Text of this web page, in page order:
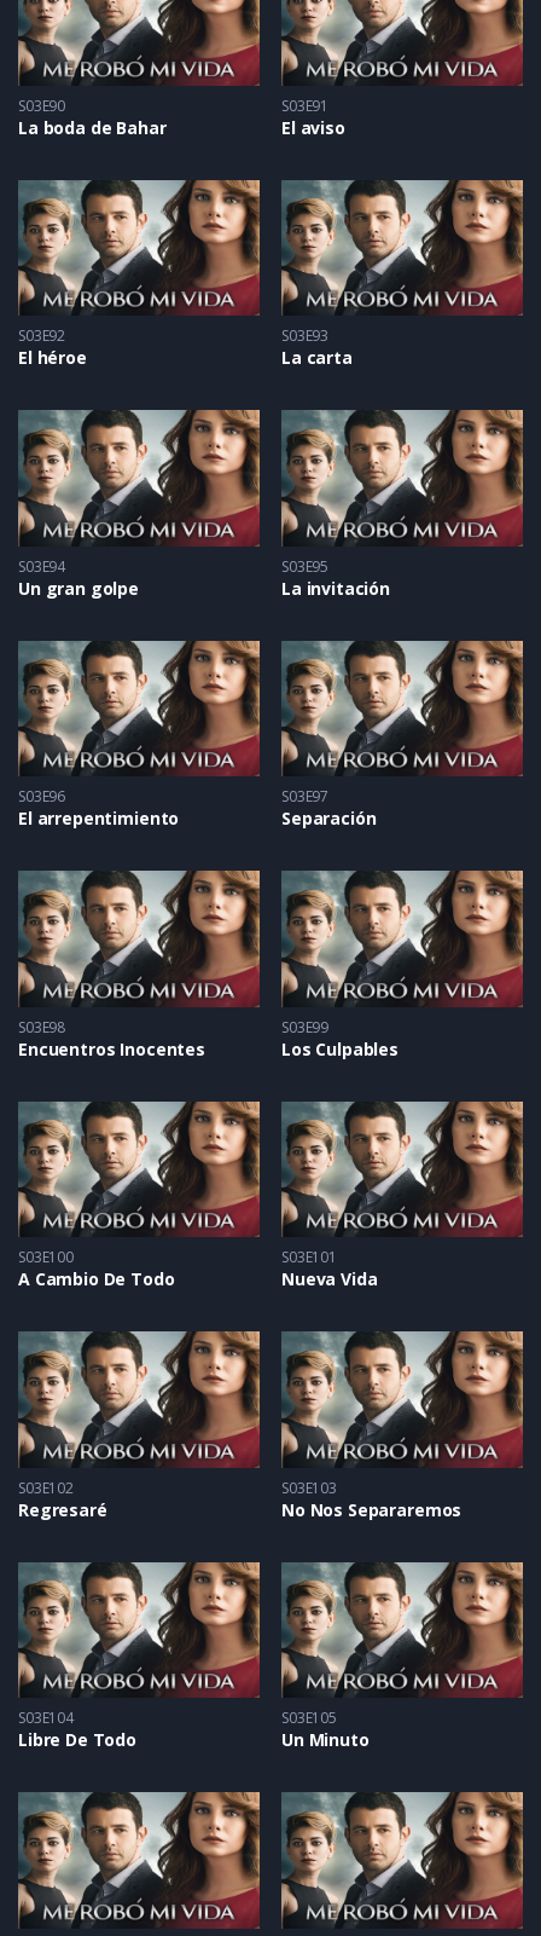
S03E90
La boda de Bahar
S03E91
El aviso
S03E92
El héroe
S03E93
La carta
S03E94
Un gran golpe
S03E95
La invitación
S03E96
El arrepentimiento
S03E97
Separación
S03E98
Encuentros Inocentes
S03E99
Los Culpables
S03E100
A Cambio De Todo
S03E101
Nueva Vida
S03E102
Regresaré
S03E103
No Nos Separaremos
S03E104
Libre De Todo
S03E105
Un Minuto